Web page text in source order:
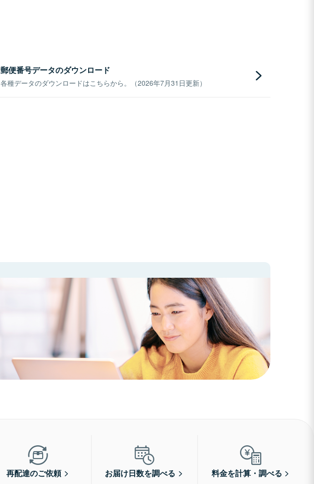
郵便番号データのダウンロード
各種データのダウンロードはこちらから。（2026年7月31日更新）
再配達のご依頼 お届け日数を調べる 料金を計算・調べる